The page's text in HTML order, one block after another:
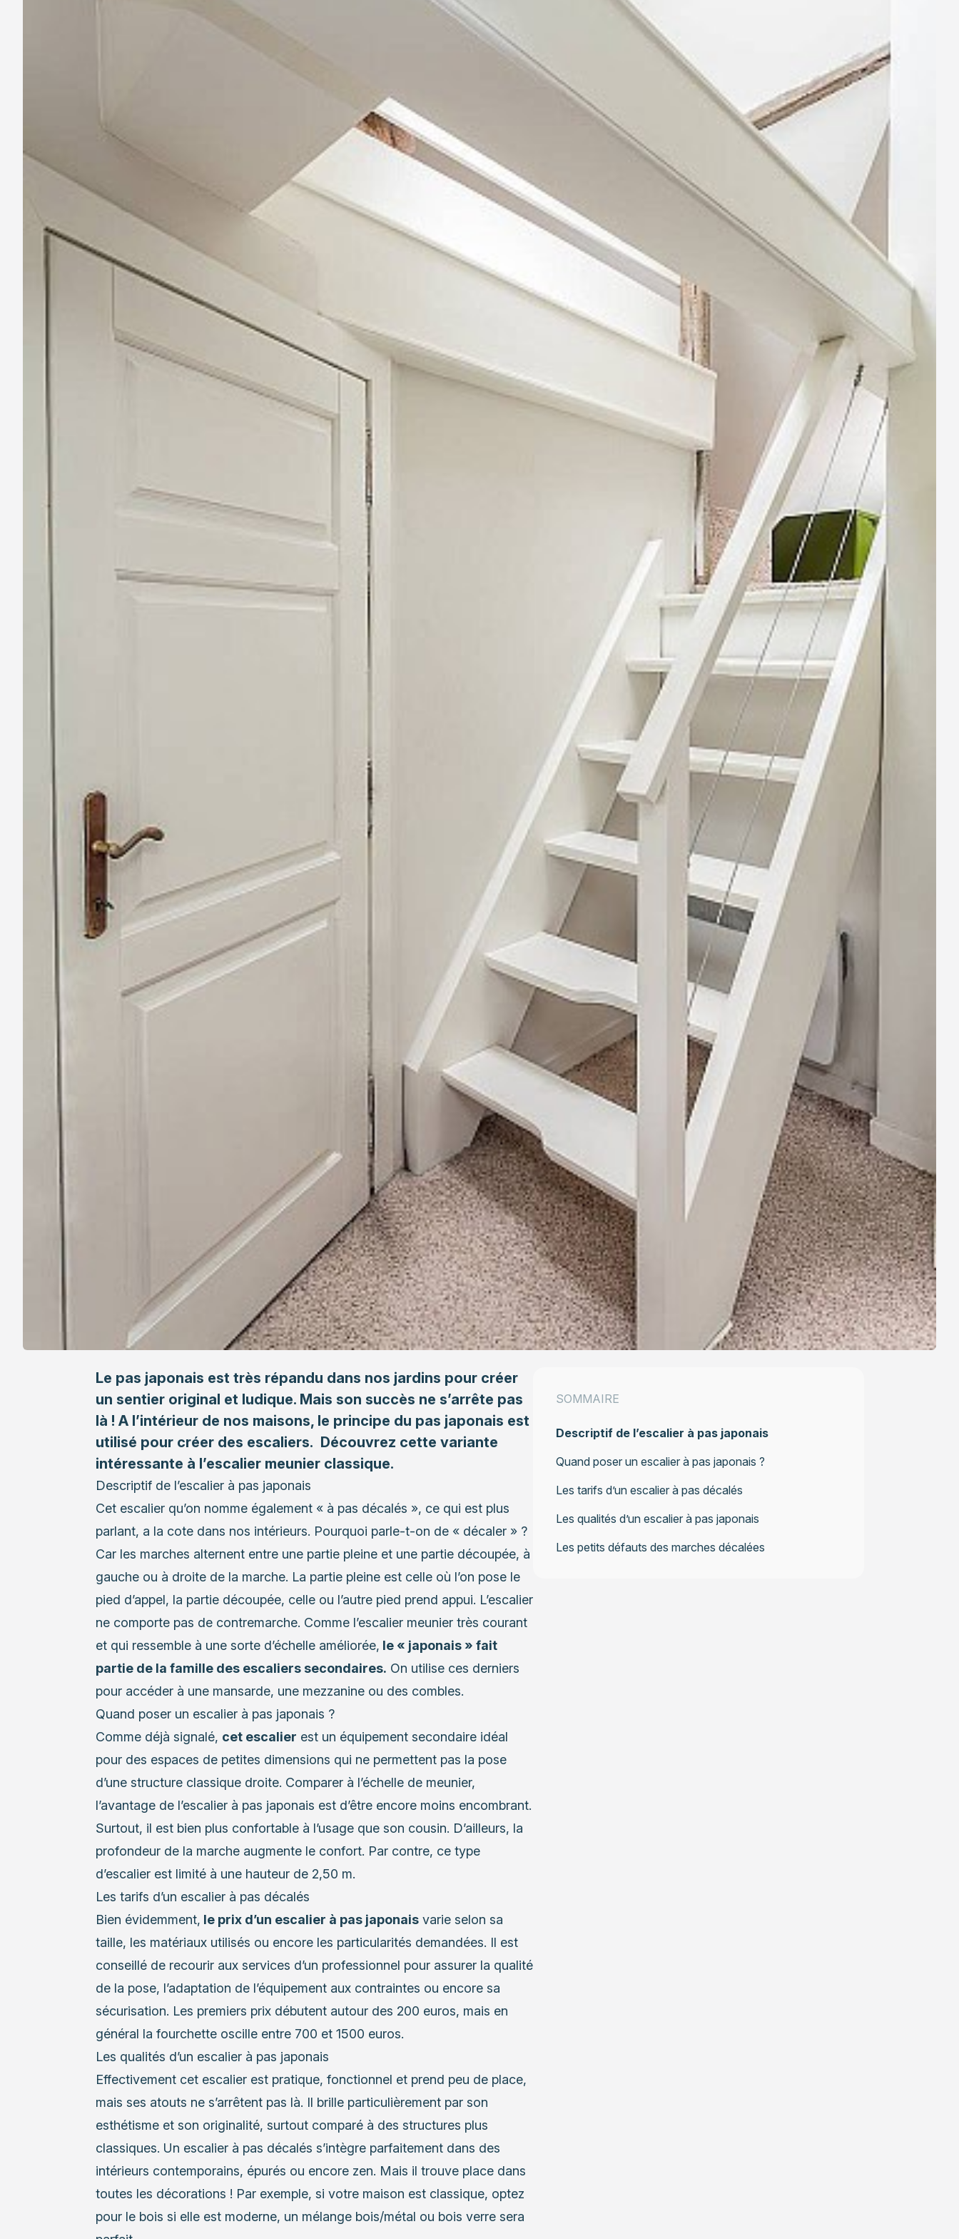
Le pas japonais est très répandu dans nos jardins pour créer
un sentier original et ludique. Mais son succès ne s’arrête pas
là ! A l’intérieur de nos maisons, le principe du pas japonais est
utilisé pour créer des escaliers. Découvrez cette variante
intéressante à l’escalier meunier classique.
Descriptif de l’escalier à pas japonais
Cet escalier qu’on nomme également « à pas décalés », ce qui est plus
parlant, a la cote dans nos intérieurs. Pourquoi parle-t-on de « décaler » ?
Car les marches alternent entre une partie pleine et une partie découpée, à
gauche ou à droite de la marche. La partie pleine est celle où l’on pose le
pied d’appel, la partie découpée, celle ou l’autre pied prend appui. L’escalier
ne comporte pas de contremarche. Comme l’escalier meunier très courant
et qui ressemble à une sorte d’échelle améliorée, le « japonais » fait
partie de la famille des escaliers secondaires. On utilise ces derniers
pour accéder à une mansarde, une mezzanine ou des combles.
Quand poser un escalier à pas japonais ?
Comme déjà signalé, cet escalier est un équipement secondaire idéal
pour des espaces de petites dimensions qui ne permettent pas la pose
d’une structure classique droite. Comparer à l’échelle de meunier,
l’avantage de l’escalier à pas japonais est d’être encore moins encombrant.
Surtout, il est bien plus confortable à l’usage que son cousin. D’ailleurs, la
profondeur de la marche augmente le confort. Par contre, ce type
d’escalier est limité à une hauteur de 2,50 m.
Les tarifs d’un escalier à pas décalés
Bien évidemment, le prix d’un escalier à pas japonaisvarie selon sa
taille, les matériaux utilisés ou encore les particularités demandées. Il est
conseillé de recourir aux services d’un professionnel pour assurer la qualité
de la pose, l’adaptation de l’équipement aux contraintes ou encore sa
sécurisation. Les premiers prix débutent autour des 200 euros, mais en
général la fourchette oscille entre 700 et 1500 euros.
Les qualités d’un escalier à pas japonais
Effectivement cet escalier est pratique, fonctionnel et prend peu de place,
mais ses atouts ne s’arrêtent pas là. Il brille particulièrement par son
esthétisme et son originalité, surtout comparé à des structures plus
classiques. Un escalier à pas décalés s’intègre parfaitement dans des
intérieurs contemporains, épurés ou encore zen. Mais il trouve place dans
toutes les décorations ! Par exemple, si votre maison est classique, optez
pour le bois si elle est moderne, un mélange bois/métal ou bois verre sera
SOMMAIRE
Descriptif de l’escalier à pas japonais
Quand poser un escalier à pas japonais ?
Les tarifs d’un escalier à pas décalés
Les qualités d’un escalier à pas japonais
Les petits défauts des marches décalées